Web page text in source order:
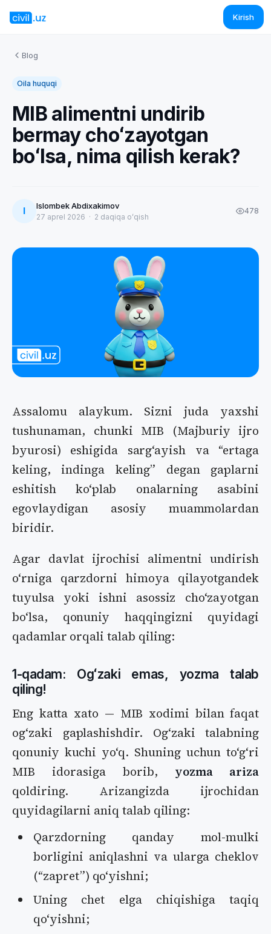
Kirish
Blog
Oila huquqi
MIB alimentni undirib
bermay choʻzayotgan
boʻlsa, nima qilish kerak?
I Islombek Abdixakimov
27 aprel 2026 · 2 daqiqa oʻqish
478
Assalomu alaykum. Sizni juda yaxshi
tushunaman, chunki MIB (Majburiy ijro
byurosi) eshigida sargʻayish va “ertaga
keling, indinga keling” degan gaplarni
eshitish koʻplab onalarning asabini
egovlaydigan asosiy muammolardan
biridir.
Agar davlat ijrochisi alimentni undirish
oʻrniga qarzdorni himoya qilayotgandek
tuyulsa yoki ishni asossiz choʻzayotgan
boʻlsa, qonuniy haqqingizni quyidagi
qadamlar orqali talab qiling:
1-qadam: Ogʻzaki emas, yozma talab
qiling!
Eng katta xato — MIB xodimi bilan faqat
ogʻzaki gaplashishdir. Ogʻzaki talabning
qonuniy kuchi yoʻq. Shuning uchun toʻgʻri
MIB idorasiga borib, yozma ariza
qoldiring. Arizangizda ijrochidan
quyidagilarni aniq talab qiling:
Qarzdorning qanday mol-mulki
borligini aniqlashni va ularga cheklov
(“zapret”) qoʻyishni;
Uning chet elga chiqishiga taqiq
qoʻyishni;